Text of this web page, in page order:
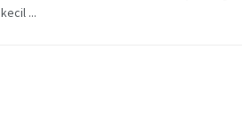
kecil ...